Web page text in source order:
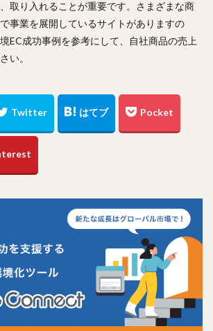
取り入れることが重要です。さまざまな商
事業を展開しているサイトがありますの
EC成功事例を参考にして、自社商品の売上
い。